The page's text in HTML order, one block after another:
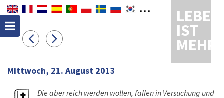
LEBEN
IST
MEHR
Mittwoch, 21. August 2013
Die aber reich werden wollen, fallen in Versuchung und